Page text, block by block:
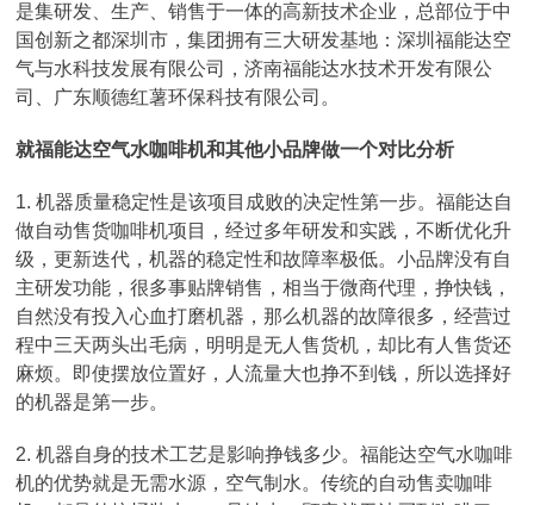
是集研发、生产、销售于一体的高新技术企业，总部位于中
国创新之都深圳市，集团拥有三大研发基地：深圳福能达空
气与水科技发展有限公司，济南福能达水技术开发有限公
司、广东顺德红薯环保科技有限公司。
就福能达空气水咖啡机和其他小品牌做一个对比分析
1. 机器质量稳定性是该项目成败的决定性第一步。福能达自
做自动售货咖啡机项目，经过多年研发和实践，不断优化升
级，更新迭代，机器的稳定性和故障率极低。小品牌没有自
主研发功能，很多事贴牌销售，相当于微商代理，挣快钱，
自然没有投入心血打磨机器，那么机器的故障很多，经营过
程中三天两头出毛病，明明是无人售货机，却比有人售货还
麻烦。即使摆放位置好，人流量大也挣不到钱，所以选择好
的机器是第一步。
2. 机器自身的技术工艺是影响挣钱多少。福能达空气水咖啡
机的优势就是无需水源，空气制水。传统的自动售卖咖啡